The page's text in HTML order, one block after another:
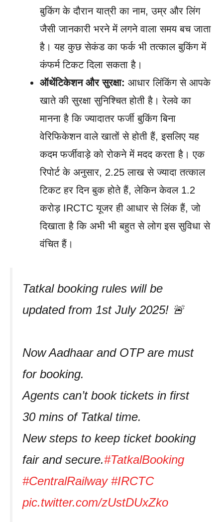
बुकिंग के दौरान यात्री का नाम, उम्र और लिंग
जैसी जानकारी भरने में लगने वाला समय बच जाता
है। यह कुछ सेकंड का फर्क भी तत्काल बुकिंग में
कंफर्म टिकट दिला सकता है।
ऑथेंटिकेशन और सुरक्षा: आधार लिंकिंग से आपके
खाते की सुरक्षा सुनिश्चित होती है। रेलवे का
मानना है कि ज्यादातर फर्जी बुकिंग बिना
वेरिफिकेशन वाले खातों से होती हैं, इसलिए यह
कदम फर्जीवाड़े को रोकने में मदद करता है। एक
रिपोर्ट के अनुसार, 2.25 लाख से ज्यादा तत्काल
टिकट हर दिन बुक होते हैं, लेकिन केवल 1.2
करोड़ IRCTC यूजर ही आधार से लिंक हैं, जो
दिखाता है कि अभी भी बहुत से लोग इस सुविधा से
वंचित हैं।
Tatkal booking rules will be
updated from 1st July 2025! 🚨
Now Aadhaar and OTP are must
for booking.
Agents can’t book tickets in first
30 mins of Tatkal time.
New steps to keep ticket booking
fair and secure.#TatkalBooking
#CentralRailway #IRCTC
pic.twitter.com/zUstDUxZko